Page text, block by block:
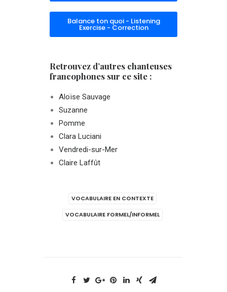
Balance ton quoi - Listening
Exercise - Correction
Retrouvez d’autres chanteuses
francophones sur ce site :
Aloïse Sauvage
Suzanne
Pomme
Clara Luciani
Vendredi-sur-Mer
Claire Laffût
VOCABULAIRE EN CONTEXTE
VOCABULAIRE FORMEL/INFORMEL